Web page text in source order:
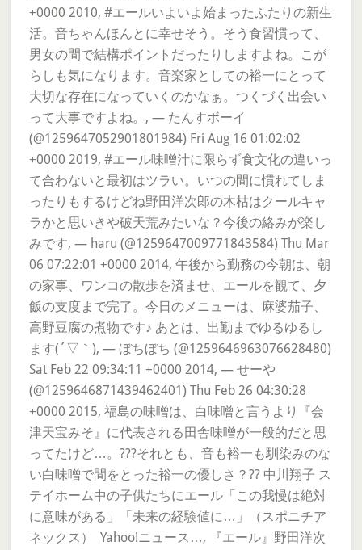
+0000 2010, #エールいよいよ始まったふたりの新生
活。音ちゃんほんとに幸せそう。そう食習慣って、
男女の間で結構ポイントだったりしますよね。こが
らしも気になります。音楽家としての裕一にとって
大切な存在になっていくのかなぁ。つくづく出会い
って大事ですよね。, — たんすボーイ
(@1259647052901801984) Fri Aug 16 01:02:02
+0000 2019, #エール味噌汁に限らず食文化の違いっ
て合わないと最初はツラい。いつの間に慣れてしま
ったりもするけどね野田洋次郎の木枯はクールキャ
ラかと思いきや破天荒みたいな？今後の絡みが楽し
みです, — haru (@1259647009771843584) Thu Mar
06 07:22:01 +0000 2014, 午後から勤務の今朝は、朝
の家事、ワンコの散歩を済ませ、エールを観て、夕
飯の支度まで完了。今日のメニューは、麻婆茄子、
高野豆腐の煮物です♪ あとは、出勤までゆるゆるし
ます(´▽｀), — ぼちぼち (@1259646963076628480)
Sat Feb 22 09:34:11 +0000 2014, — せーや
(@1259646871439462401) Thu Feb 26 04:30:28
+0000 2015, 福島の味噌は、白味噌と言うより『会
津天宝みそ』に代表される田舎味噌が一般的だと思
ってたけど…。???それとも、音も裕一も馴染みのな
い白味噌で間をとった裕一の優しさ？?? 中川翔子 ス
テイホーム中の子供たちにエール「この我慢は絶対
に意味がある」「未来の経験値に…」（スポニチア
ネックス） Yahoo!ニュース…, 『エール』野田洋次